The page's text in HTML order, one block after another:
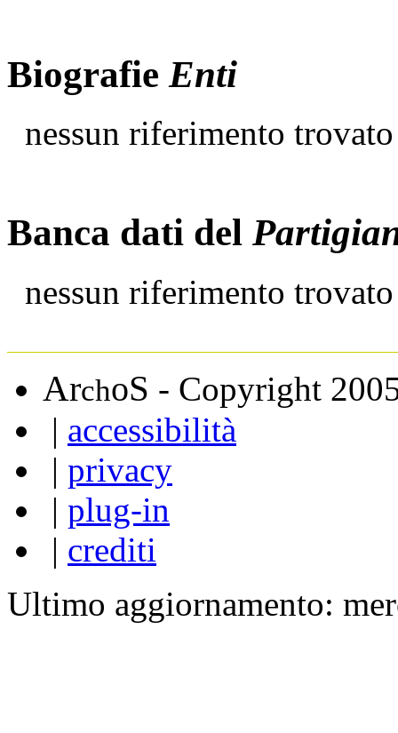
Biografie Enti
nessun riferimento trovato
Banca dati del
nessun riferimento trovato
ArchoS - Copyright
| accessibilità
| privacy
| plug-in
| crediti
Ultimo aggiornamento: